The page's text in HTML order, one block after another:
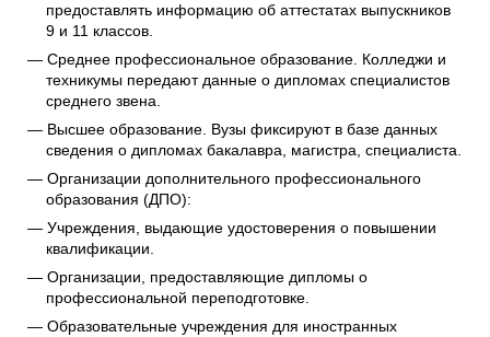
предоставлять информацию об аттестатах выпускников
9 и 11 классов.
Среднее профессиональное образование. Колледжи и
техникумы передают данные о дипломах специалистов
среднего звена.
Высшее образование. Вузы фиксируют в базе данных
сведения о дипломах бакалавра, магистра, специалиста.
Организации дополнительного профессионального
образования (ДПО):
Учреждения, выдающие удостоверения о повышении
квалификации.
Организации, предоставляющие дипломы о
профессиональной переподготовке.
Образовательные учреждения для иностранных